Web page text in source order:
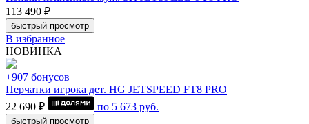
113 490 ₽
быстрый просмотр
В избранное
НОВИНКА
+907 бонусов
Перчатки игрока дет. HG JETSPEED FT8 PRO
22 690 ₽
по 5 673 руб.
быстрый просмотр